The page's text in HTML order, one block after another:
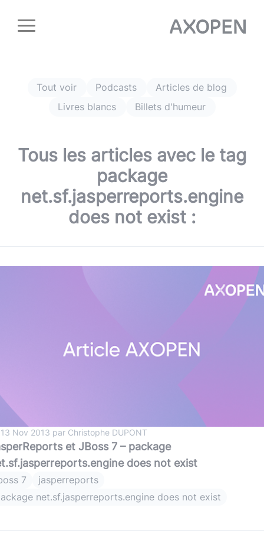
Tout voir Podcasts
Articles de blog
Livres blancs
Billets d'humeur
Tous les articles avec le tag
package
net.sf.jasperreports.engine
does not exist :
Nov 2013 par Christophe DUPONT
et JBoss 7 – package
does not exist
7
jasperreports
net.sf.jasperreports.engine does not exist